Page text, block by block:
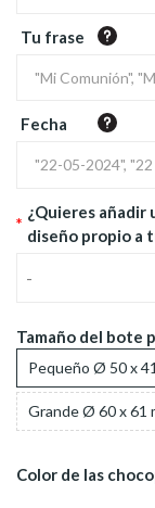
Tu frase
Fecha
*
¿Quieres añadir
diseño propio a
-
Tamaño del bote
Pequeño Ø 50 x
Grande Ø 60 x 61
Color de las